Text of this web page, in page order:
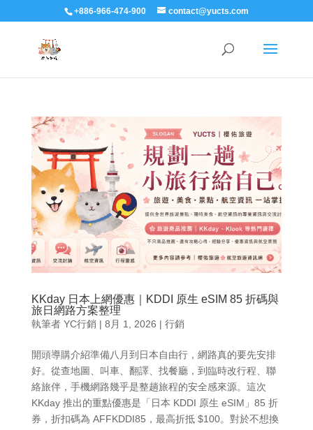
+886-966-474-900 contact@yucts.com
KKday 日本上網優惠｜KDDI 原生 eSIM 85 折碼與
旅日網路方案整理
執筆者 YC行銷| 8月 1, 2026 | 行銷
開頭導購介紹準備八月到日本自由行，網路真的要先安排
好。從查地圖、叫車、翻譯、找餐廳，到臨時改行程、聯
絡旅伴，手機網路幾乎是整趟旅程的安全感來源。這次
KKday 推出的重點優惠是「日本 KDDI 原生 eSIM」85 折
券，折扣碼為 AFFKDDI85，最高折抵 $100。對於不想換